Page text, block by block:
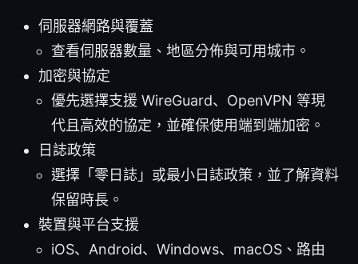
伺服器網路與覆蓋
查看伺服器數量、地區分佈與可用城市。
加密與協定
優先選擇支援 WireGuard、OpenVPN 等現
代且高效的協定，並確保使用端到端加密。
日誌政策
選擇「零日誌」或最小日誌政策，並了解資料
保留時長。
裝置與平台支援
iOS、Android、Windows、macOS、路由